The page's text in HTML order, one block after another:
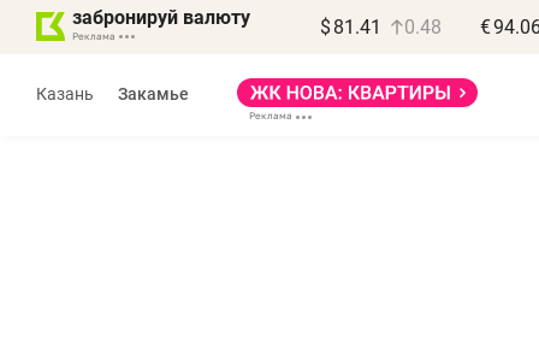
забронируй валюту $ 81.41 0.48 €
Казань Закамье